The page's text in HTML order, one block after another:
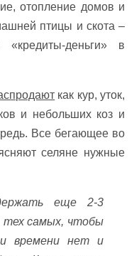
отопление домов и
птицы и скота –
деньги» в
как кур, уток,
и небольших коз и
Все бегающее во
селяне нужные
еще 2-3
тех самых, чтобы
времени нет и